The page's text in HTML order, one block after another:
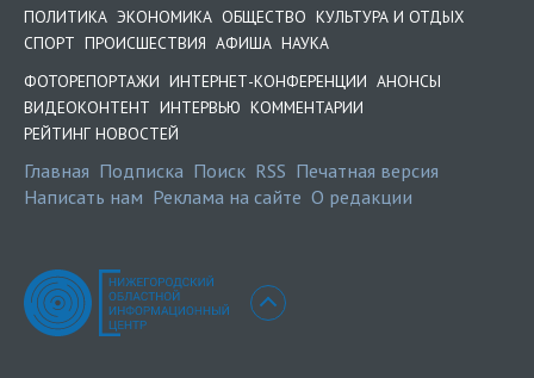
ПОЛИТИКА ЭКОНОМИКА ОБЩЕСТВО КУЛЬТУРА И ОТДЫХ
СПОРТ ПРОИСШЕСТВИЯ АФИША НАУКА
ФОТОРЕПОРТАЖИ ИНТЕРНЕТ-КОНФЕРЕНЦИИ АНОНСЫ
ВИДЕОКОНТЕНТ ИНТЕРВЬЮ КОММЕНТАРИИ
РЕЙТИНГ НОВОСТЕЙ
Главная Подписка Поиск RSS Печатная версия
Написать нам Реклама на сайте О редакции